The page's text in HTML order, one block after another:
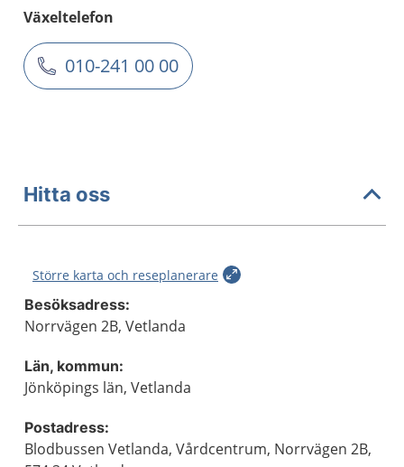
Växeltelefon
010-241 00 00
Hitta oss
Större karta och reseplanerare
Besöksadress:
Norrvägen 2B, Vetlanda
Län, kommun:
Jönköpings län, Vetlanda
Postadress:
Blodbussen Vetlanda, Vårdcentrum, Norrvägen 2B,